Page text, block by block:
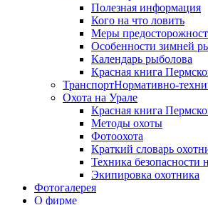
Полезная информация
Кого на что ловить
Меры
Особенности зимней
Календарь рыболова
Красная книга
ТранспортНормативно-
Охота на Урале
Красная книга
Методы охоты
Фотоохота
Краткий словарь
Техника безопасности
Экипировка охотника
Фотогалерея
О фирме